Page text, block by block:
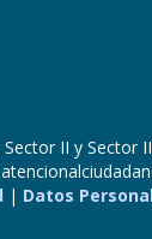
II y Sector
| Datos